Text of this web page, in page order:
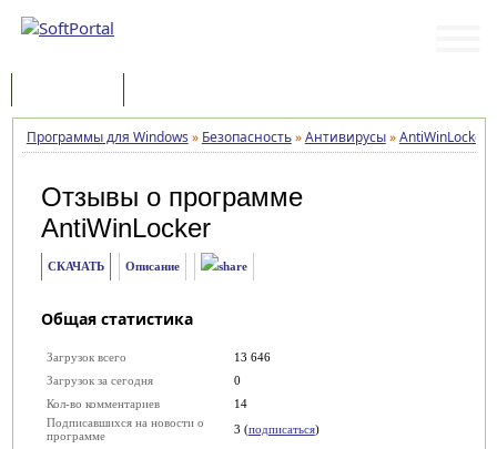
Программы для Windows » Безопасность»Антивирусы»AntiWinLocker
Отзывы о программе
AntiWinLocker
СКАЧАТЬ Описание
Общая статистика
Загрузок всего
13 646
Загрузок за сегодня
0
Кол-во комментариев
14
Подписавшихся на новости о
программе
3 (подписаться)